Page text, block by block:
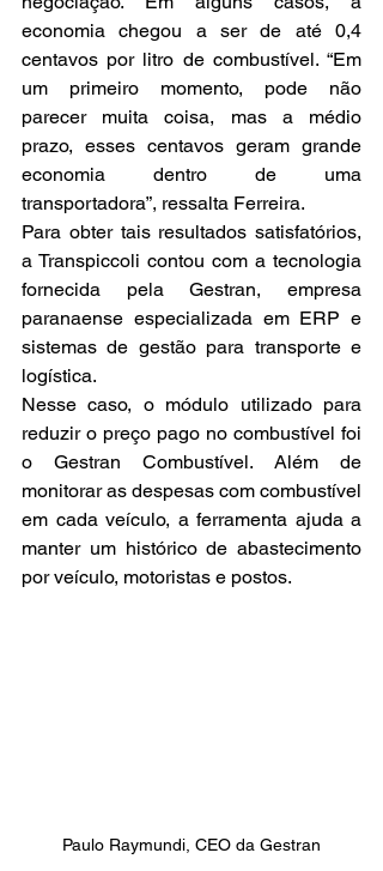
economia chegou a ser de até 0,4
centavos por litro de combustível. “Em
um primeiro momento, pode não
parecer muita coisa, mas a médio
prazo, esses centavos geram grande
economia dentro de uma
transportadora”, ressalta Ferreira.
Para obter tais resultados satisfatórios,
a Transpiccoli contou com a tecnologia
fornecida pela Gestran, empresa
paranaense especializada em ERP e
sistemas de gestão para transporte e
logística.
Nesse caso, o módulo utilizado para
reduzir o preço pago no combustível foi
o Gestran Combustível. Além de
monitorar as despesas com combustível
em cada veículo, a ferramenta ajuda a
manter um histórico de abastecimento
por veículo, motoristas e postos.
Paulo Raymundi, CEO da Gestran